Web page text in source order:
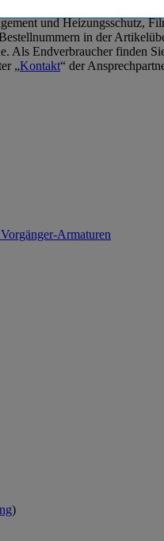
und Heizungsschutz,
in der
Endverbraucher finden
„Kontakt“ der
Armaturen
)